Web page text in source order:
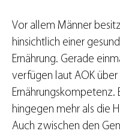
Vor allem Männer
hinsichtlich einer
Ernährung. Gerade
verfügen laut AOK
Ernährungskompetenz.
hingegen mehr als die
Auch zwischen den